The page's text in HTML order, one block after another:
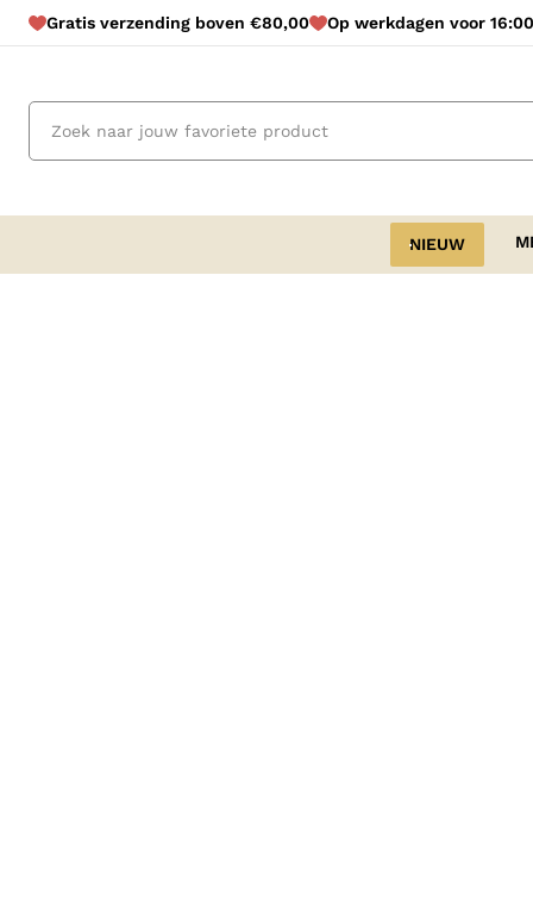
Gratis verzending boven €80,00 Op werkdagen voor
NIEUW